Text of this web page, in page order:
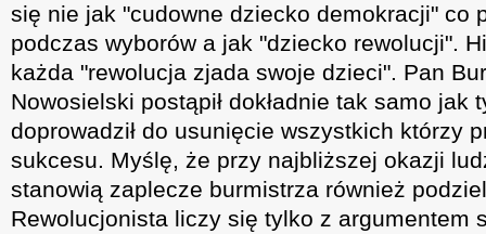
się nie jak "cudowne dziecko demokracji" co
podczas wyborów a jak "dziecko rewolucji".
każda "rewolucja zjada swoje dzieci". Pan
Nowosielski postąpił dokładnie tak samo jak
doprowadził do usunięcie wszystkich którzy
sukcesu. Myślę, że przy najbliższej okazji
stanowią zaplecze burmistrza również
Rewolucjonista liczy się tylko z argumentem